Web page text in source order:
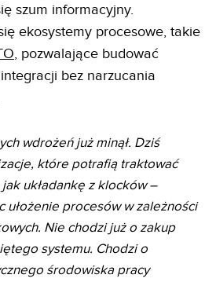
szum informacyjny.
ekosystemy procesowe, takie
, pozwalające budować
bez narzucania
wdrożeń już minął. Dziś
które potrafią traktować
układankę z klocków –
ułożenie procesów w zależności
Nie chodzi już o zakup
systemu. Chodzi o
środowiska pracy